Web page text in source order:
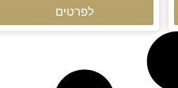
לפרטים